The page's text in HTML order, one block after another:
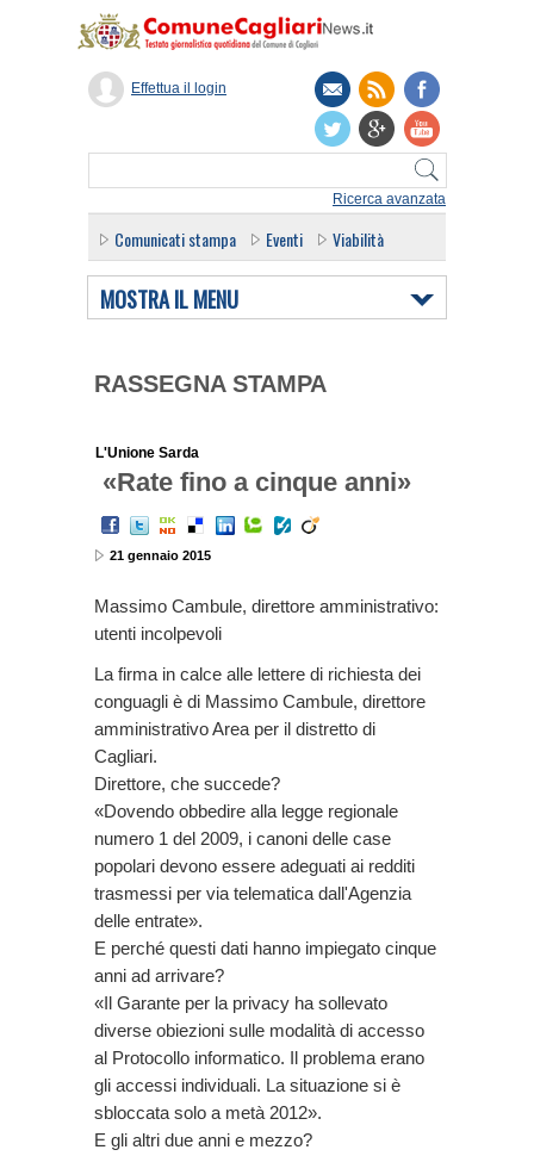
Ricerca avanzata
Effettua il login
Comunicati stampa Eventi Viabilità
MOSTRA IL MENU
RASSEGNA STAMPA
L'Unione Sarda
«Rate fino a cinque anni»
21 gennaio 2015
Massimo Cambule, direttore amministrativo:
utenti incolpevoli
La firma in calce alle lettere di richiesta dei
conguagli è di Massimo Cambule, direttore
amministrativo Area per il distretto di
Cagliari.
Direttore, che succede?
«Dovendo obbedire alla legge regionale
numero 1 del 2009, i canoni delle case
popolari devono essere adeguati ai redditi
trasmessi per via telematica dall'Agenzia
delle entrate».
E perché questi dati hanno impiegato cinque
anni ad arrivare?
«Il Garante per la privacy ha sollevato
diverse obiezioni sulle modalità di accesso
al Protocollo informatico. Il problema erano
gli accessi individuali. La situazione si è
sbloccata solo a metà 2012».
E gli altri due anni e mezzo?